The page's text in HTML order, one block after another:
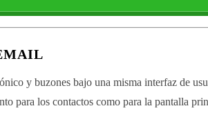
y buzones bajo una misma interfaz de
para los contactos como para la pantalla